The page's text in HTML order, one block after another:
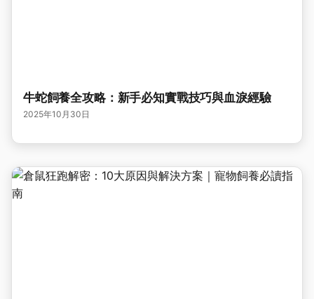
牛蛇飼養全攻略：新手必知實戰技巧與血淚經驗
2025年10月30日